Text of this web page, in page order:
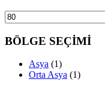
En
düşük
fiyat
BÖLGE SEÇİMİ
Asya (1)
Orta Asya (1)